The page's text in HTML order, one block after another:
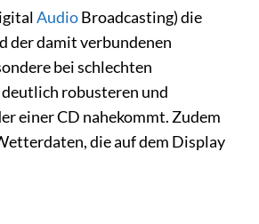
AudioBroadcasting) die
der damit verbundenen
bei schlechten
robusteren und
einer CD nahekommt. Zudem
die auf dem Display